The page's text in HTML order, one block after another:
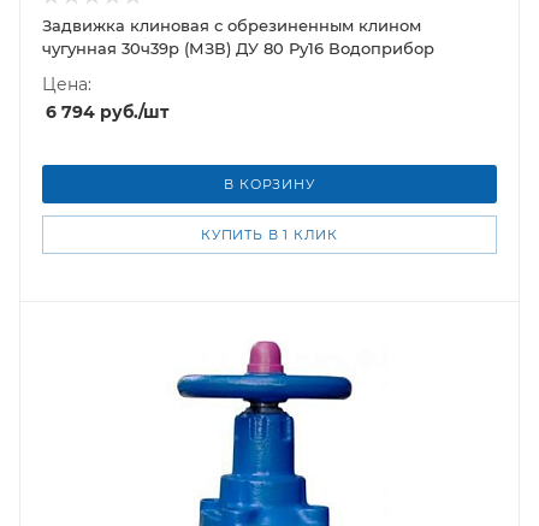
Задвижка клиновая с обрезиненным клином
чугунная 30ч39р (МЗВ) ДУ 80 Ру16 Водоприбор
Цена:
6 794 руб./шт
В КОРЗИНУ
КУПИТЬ В 1 КЛИК